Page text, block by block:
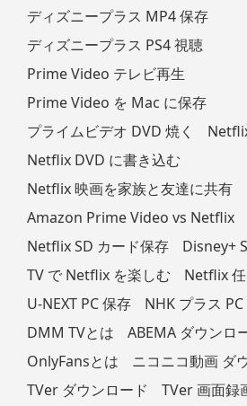
ディズニープラス MP4 保存
ディズニープラス PS4 視聴
Prime Video テレビ再生
Prime Video を Mac に保存
プライムビデオ DVD 焼く
Netflix DVD に書き込む
Netflix 映画を家族と友達に共有
Amazon Prime Video vs Netflix
Netflix SD カード保存
Disney+
TV で Netflix を楽しむ
Netflix
U-NEXT PC 保存
NHK プラス
DMM TVとは
ABEMA ダウンロ
OnlyFansとは
ニコニコ動画 ダ
TVer ダウンロード
TVer 画面録